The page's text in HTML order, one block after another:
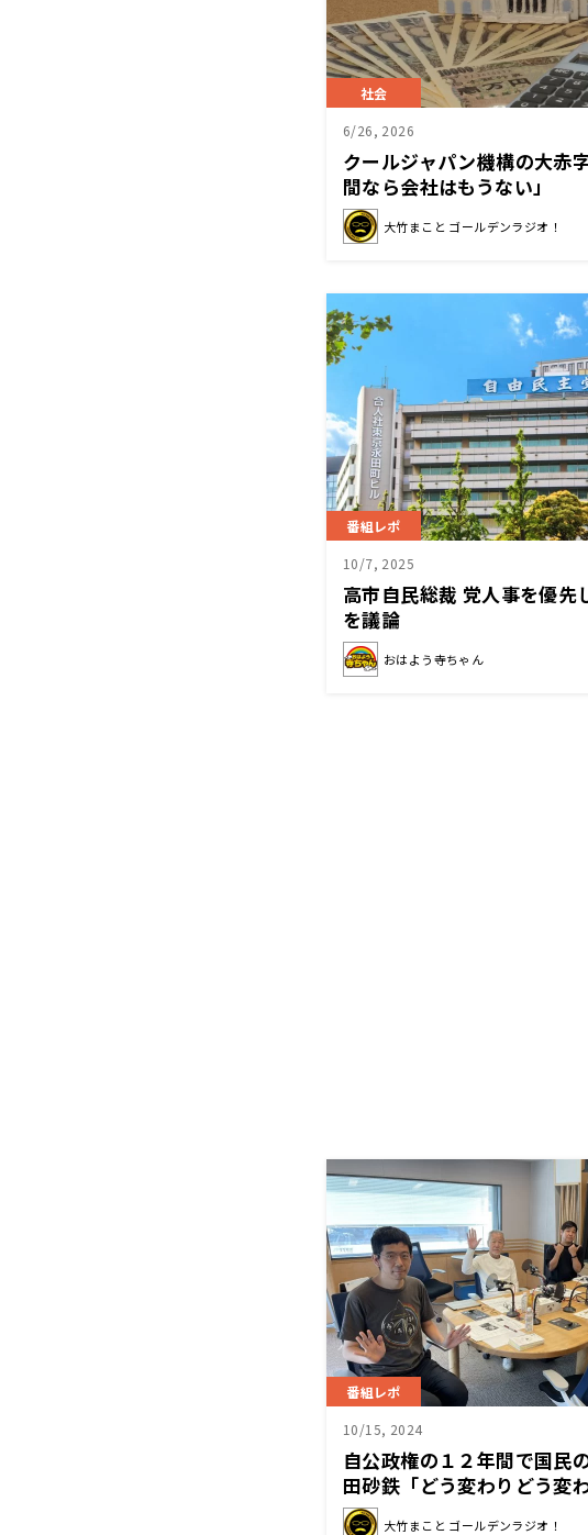
社会
6/26, 2026
クールジャパン機構の大赤
間なら会社はもうない」
大竹まこと ゴールデンラジオ！
番組レポ
10/7, 2025
高市自民総裁 党人事を優先
を議論
おはよう寺ちゃん
番組レポ
10/15, 2024
自公政権の１２年間で国民
田砂鉄「どう変わりどう変
か。反省あるいはおさらいが
大竹まこと ゴールデンラジオ！